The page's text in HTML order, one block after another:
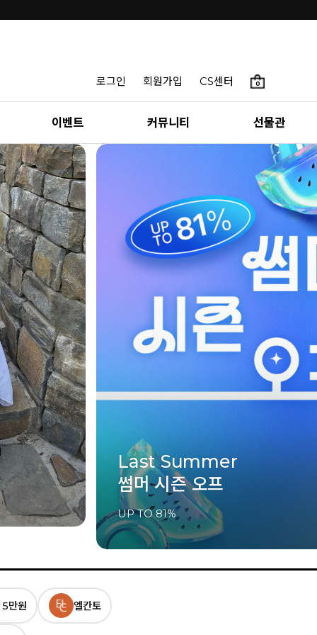
로그인 회원가입 CS센터 0
이벤트 커뮤니티 선물관
Jelly shoes styling
지금 필요한 여름샌들
10% 쿠폰 혜택
5만원 엘칸토